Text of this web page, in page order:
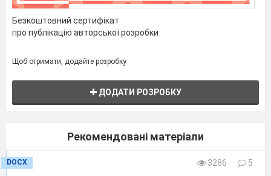
Безкоштовний сертифікат
про публікацію авторської розробки
Щоб отримати, додайте розробку
ДОДАТИ РОЗРОБКУ
Рекомендовані матеріали
DOCX 3286
5